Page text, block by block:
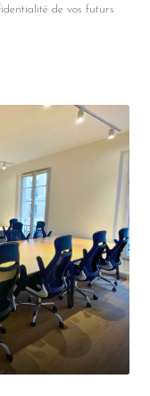
de vos futurs